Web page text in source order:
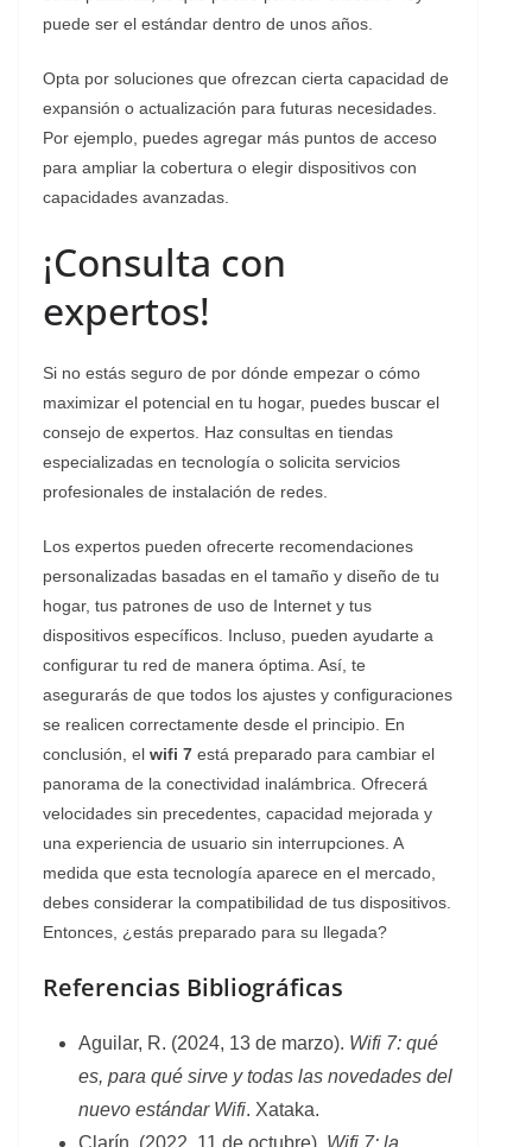
puede ser el estándar dentro de unos años.
Opta por soluciones que ofrezcan cierta capacidad de
expansión o actualización para futuras necesidades.
Por ejemplo, puedes agregar más puntos de acceso
para ampliar la cobertura o elegir dispositivos con
capacidades avanzadas.
¡Consulta con
expertos!
Si no estás seguro de por dónde empezar o cómo
maximizar el potencial en tu hogar, puedes buscar el
consejo de expertos. Haz consultas en tiendas
especializadas en tecnología o solicita servicios
profesionales de instalación de redes.
Los expertos pueden ofrecerte recomendaciones
personalizadas basadas en el tamaño y diseño de tu
hogar, tus patrones de uso de Internet y tus
dispositivos específicos. Incluso, pueden ayudarte a
configurar tu red de manera óptima. Así, te
asegurarás de que todos los ajustes y configuraciones
se realicen correctamente desde el principio. En
conclusión, el wifi 7 está preparado para cambiar el
panorama de la conectividad inalámbrica. Ofrecerá
velocidades sin precedentes, capacidad mejorada y
una experiencia de usuario sin interrupciones. A
medida que esta tecnología aparece en el mercado,
debes considerar la compatibilidad de tus dispositivos.
Entonces, ¿estás preparado para su llegada?
Referencias Bibliográficas
Aguilar, R. (2024, 13 de marzo). Wifi 7: qué
es, para qué sirve y todas las novedades del
nuevo estándar Wifi. Xataka.
Clarín. (2022, 11 de octubre). Wifi 7: la